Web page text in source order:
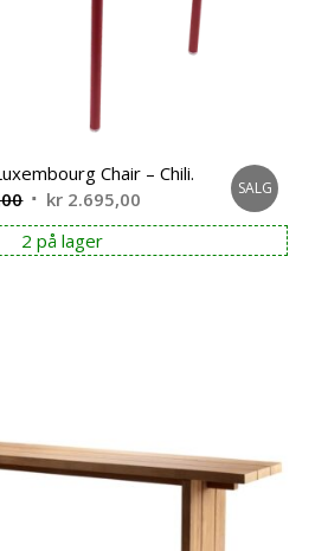
Chair – Chili.
Opprinnelig
pris
var:
kr 2.695,00 Nåværende
pris
er:
SALG
2 på lager